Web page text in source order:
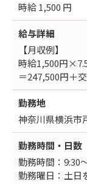
時給 1,500 円
給与詳細
【月収例】
時給1,500円
＝247,500円＋
勤務地
神奈川県横浜市
勤務時間・日数
勤務時間：9:30
勤務曜日：土日